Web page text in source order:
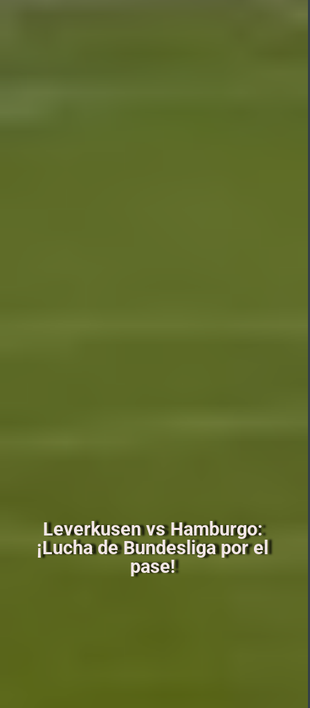
Leverkusen vs Hamburgo:
¡Lucha de Bundesliga por el
pase!